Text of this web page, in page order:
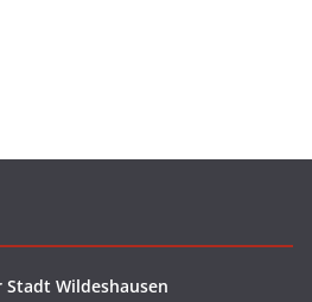
Stadt Wildeshausen